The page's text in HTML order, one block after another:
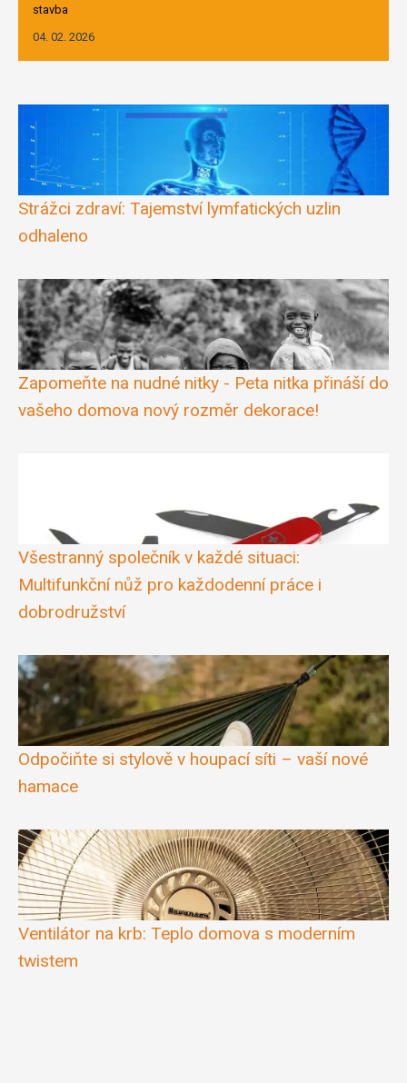
stavba
04. 02. 2026
Strážci zdraví: Tajemství lymfatických uzlin
odhaleno
Zapomeňte na nudné nitky - Peta nitka přináší do
vašeho domova nový rozměr dekorace!
Všestranný společník v každé situaci:
Multifunkční nůž pro každodenní práce i
dobrodružství
Odpočiňte si stylově v houpací síti – vaší nové
hamace
Ventilátor na krb: Teplo domova s moderním
twistem